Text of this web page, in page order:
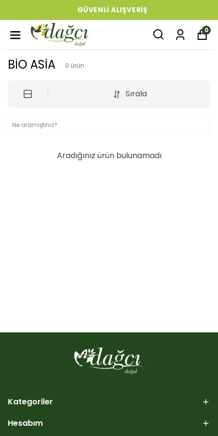
GÜVENLI ALIŞVERIŞ
0
BİO ASİA 0 ürün
Sırala
Aradığınız ürün bulunamadı
Kategoriler
Hesabım